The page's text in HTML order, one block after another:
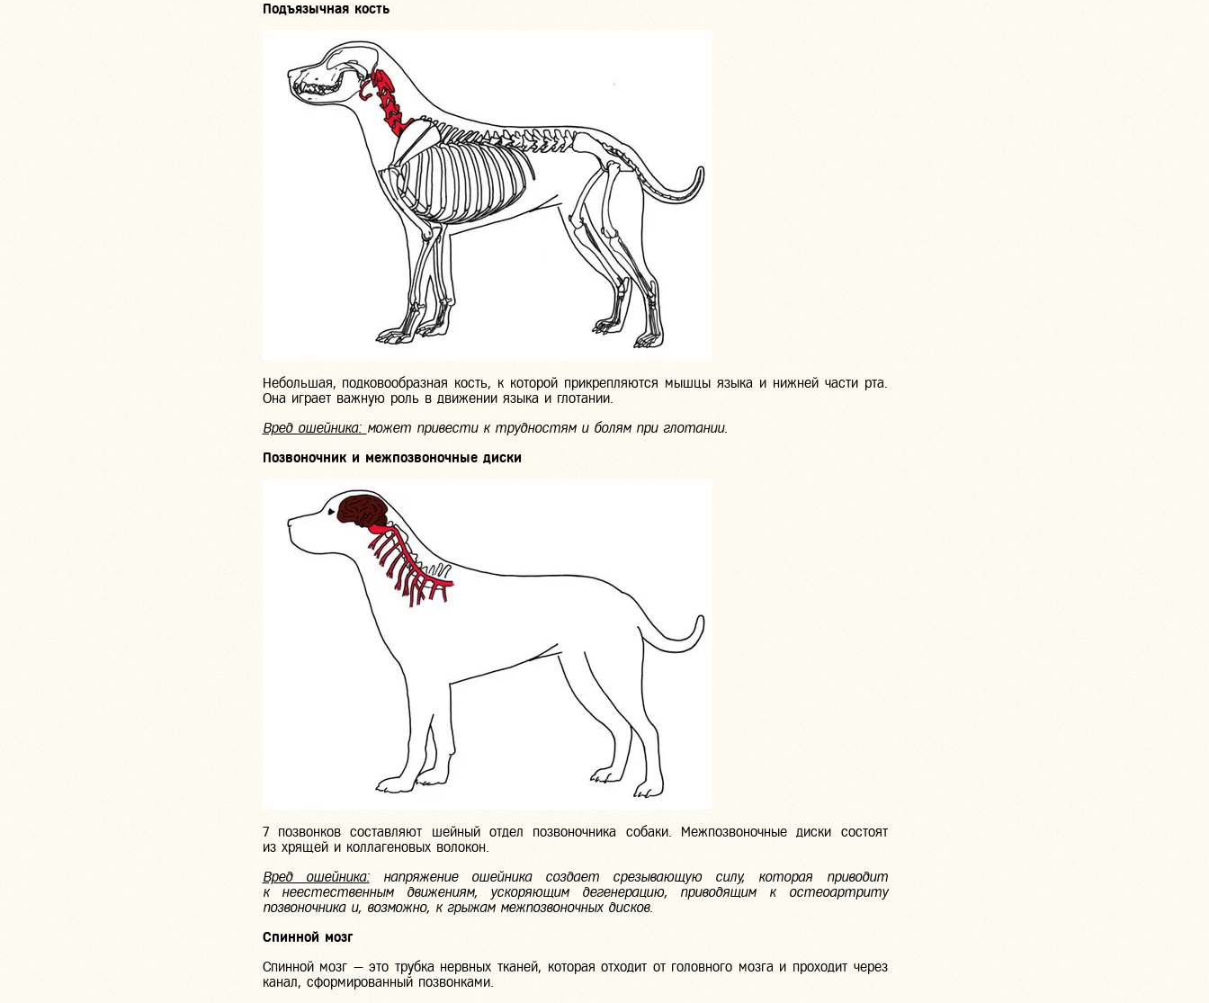
Подъязычная кость
Небольшая, подковообразная кость, к которой прикрепляются мышцы языка и нижней части рта.
Она играет важную роль в движении языка и глотании.
Вред ошейника: может привести к трудностям и болям при глотании.
Позвоночник и межпозвоночные диски
7 позвонков составляют шейный отдел позвоночника собаки. Межпозвоночные диски состоят
из хрящей и коллагеновых волокон.
Вред ошейника:напряжение ошейника создает срезывающую силу, которая приводит
к неестественным движениям, ускоряющим дегенерацию, приводящим к остеоартриту
позвоночника и, возможно, к грыжам межпозвоночных дисков.
Спинной мозг
Спинной мозг — это трубка нервных тканей, которая отходит от головного мозга и проходит через
канал, сформированный позвонками.